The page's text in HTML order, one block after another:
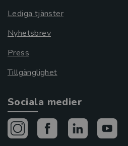
Lediga tjänster
Nyhetsbrev
Press
Tillgänglighet
Sociala medier